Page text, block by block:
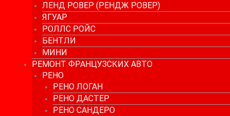
ЛЕНД РОВЕР (РЕНДЖ РОВЕР)
ЯГУАР
РОЛЛС РОЙС
БЕНТЛИ
МИНИ
РЕМОНТ ФРАНЦУЗСКИХ АВТО
РЕНО
РЕНО ЛОГАН
РЕНО ДАСТЕР
РЕНО САНДЕРО